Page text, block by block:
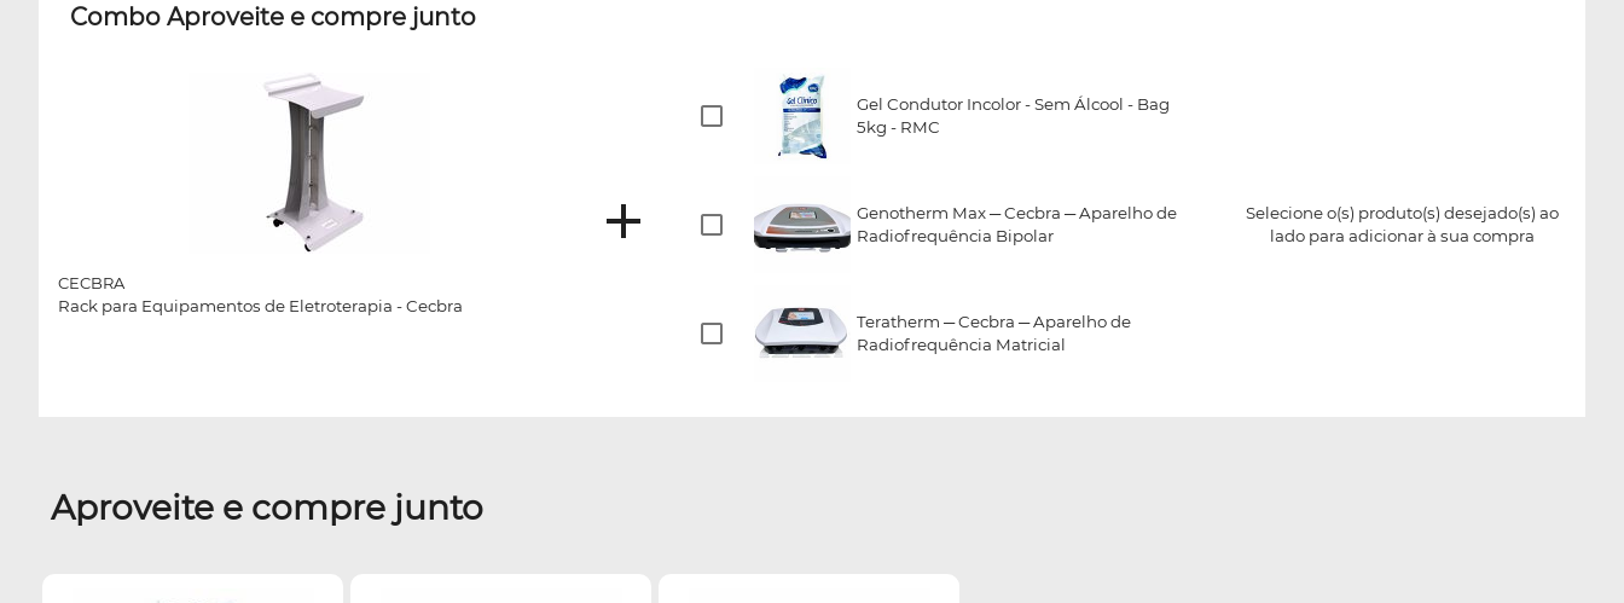
Combo Aproveite e compre junto
CECBRA
Rack para Equipamentos de Eletroterapia - Cecbra
Gel Condutor Incolor - Sem Álcool - Bag
5kg - RMC
Genotherm Max ─ Cecbra ─ Aparelho de
Radiofrequência Bipolar
Teratherm ─ Cecbra ─ Aparelho de
Radiofrequência Matricial
Selecione o(s) produto(s) desejado(s) ao
lado para adicionar à sua compra
Aproveite e compre junto